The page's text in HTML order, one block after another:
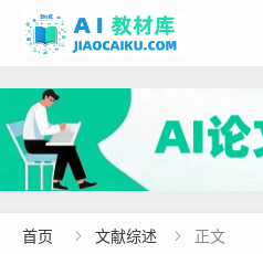
首页  文献综述  正文